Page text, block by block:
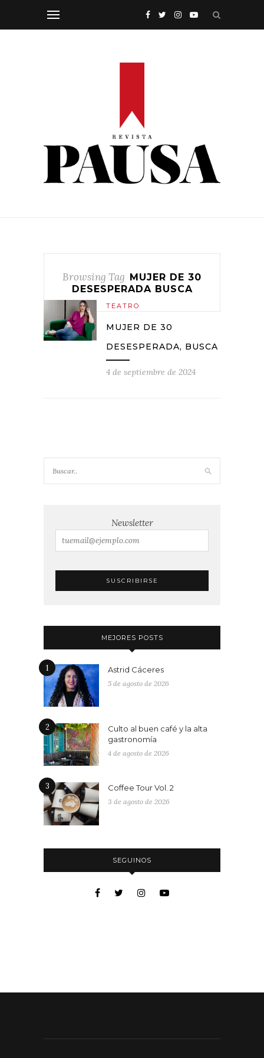
Browsing Tag MUJER DE 30
DESESPERADA BUSCA
TEATRO
MUJER DE 30
DESESPERADA, BUSCA
4 de septiembre de 2024
Newsletter
MEJORES POSTS
1 Astrid Cáceres
5 de agosto de 2026
2
Culto al buen café y la alta
gastronomía
4 de agosto de 2026
3 Coffee Tour Vol. 2
3 de agosto de 2026
SEGUINOS